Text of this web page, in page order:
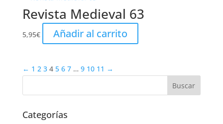
Revista Medieval 63
5,95€ Añadir al carrito
← 1 2 3 4 5 6 7 … 9 10 11 →
Categorías